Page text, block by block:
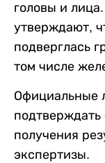
головы и
утверждают,
подверглась
том числе
Официальные
подтверждать
получения
экспертизы.